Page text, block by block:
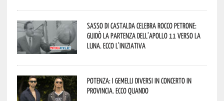
Sasso di Castalda celebra Rocco Petrone:
guidò la partenza dell’Apollo 11 verso la
Luna. Ecco l’iniziativa
Potenza: i Gemelli DiVersi in concerto in
provincia. Ecco quando